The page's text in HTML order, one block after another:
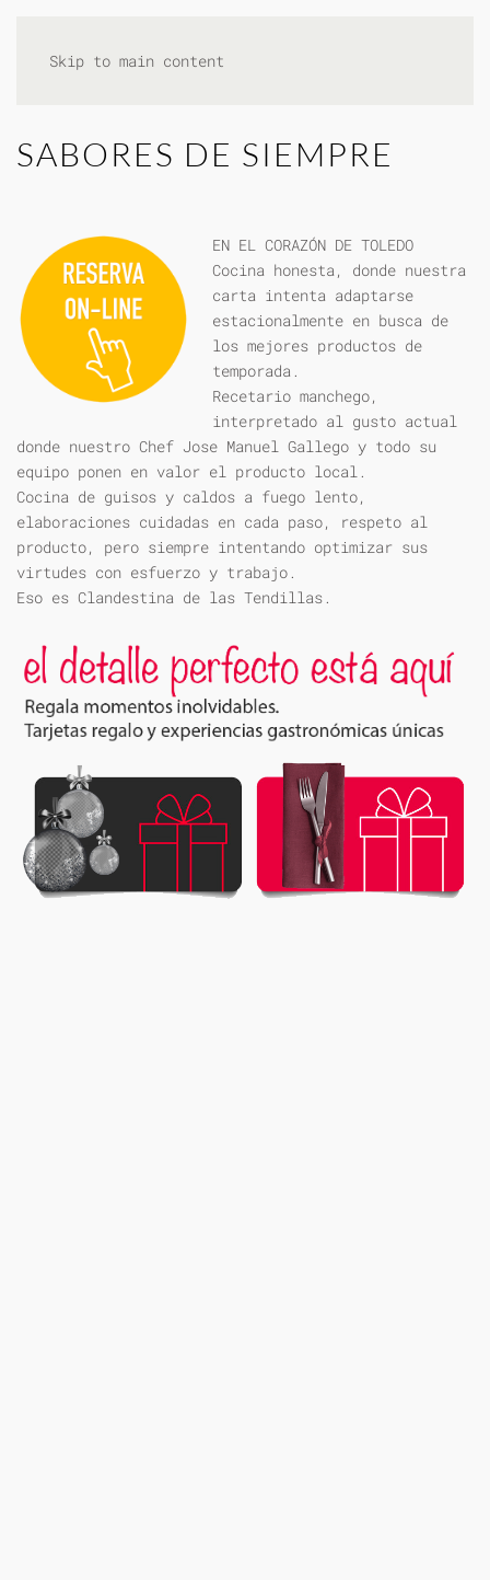
Skip to main content
SABORES DE SIEMPRE
EN EL CORAZÓN DE TOLEDO
Cocina honesta, donde nuestra
carta intenta adaptarse
estacionalmente en busca de
los mejores productos de
temporada.
Recetario manchego,
interpretado al gusto actual
donde nuestro Chef Jose Manuel Gallego y todo su
equipo ponen en valor el producto local.
Cocina de guisos y caldos a fuego lento,
elaboraciones cuidadas en cada paso, respeto al
producto, pero siempre intentando optimizar sus
virtudes con esfuerzo y trabajo.
Eso es Clandestina de las Tendillas.